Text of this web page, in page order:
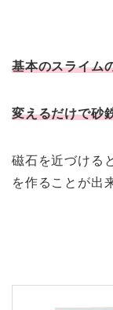
基本のスライム
変えるだけで砂
磁石を近づける
を作ることが出